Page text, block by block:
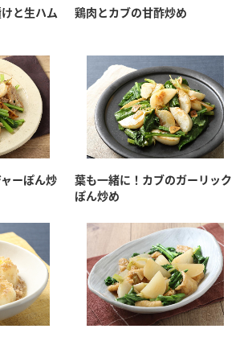
料 レモン果汁
おすしの素
飯の素 米飯用調味液
Fibee
ンの歴史
initiative
ミツカンミュージアム）
が大切にしていること
さと健康への取り組み
ンター
ました
舗を探す
と生ハム
鶏肉とカブの甘酢炒め
ーぽん炒
葉も一緒に！カブのガーリック
ぽん炒め